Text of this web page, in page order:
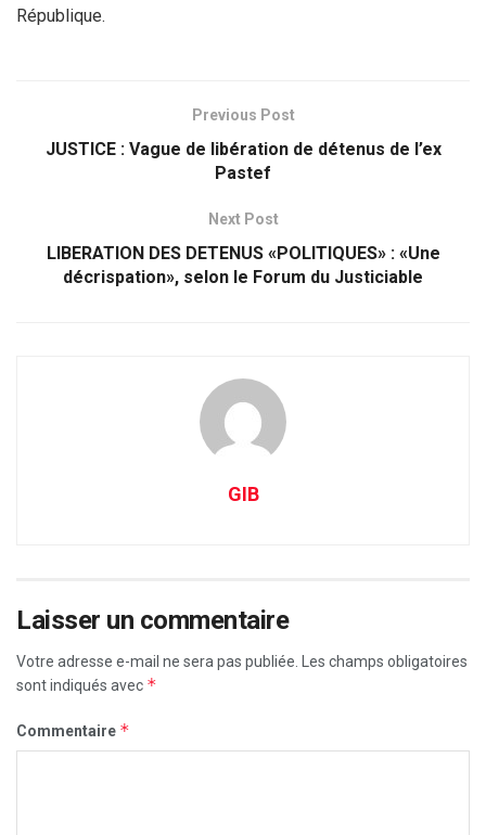
République.
Previous Post
JUSTICE : Vague de libération de détenus de l’ex
Pastef
Next Post
LIBERATION DES DETENUS «POLITIQUES» : «Une
décrispation», selon le Forum du Justiciable
GIB
Laisser un commentaire
Votre adresse e-mail ne sera pas publiée. Les champs obligatoires
sont indiqués avec *
Commentaire *